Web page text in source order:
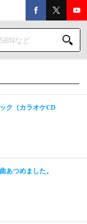
ク（カラオケCD
あつめました。